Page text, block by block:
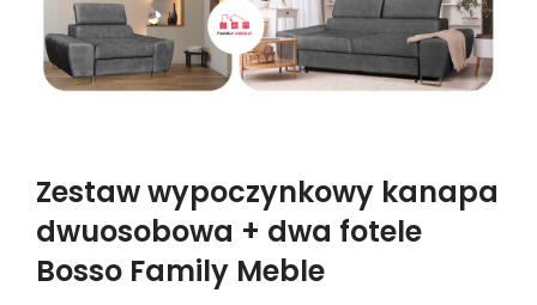
Zestaw wypoczynkowy kanapa
dwuosobowa + dwa fotele
Bosso Family Meble